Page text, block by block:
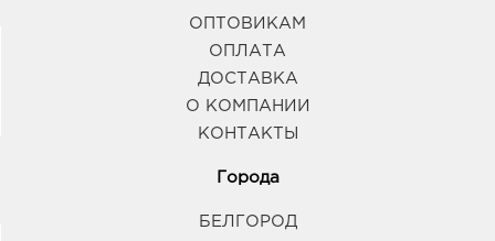
ОПТОВИКАМ
ОПЛАТА
ДОСТАВКА
О КОМПАНИИ
КОНТАКТЫ
Города
БЕЛГОРОД